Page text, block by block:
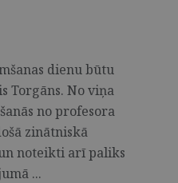
dienu būtu
Torgāns. No viņa
no profesora
zinātniskā
noteikti arī paliks
...